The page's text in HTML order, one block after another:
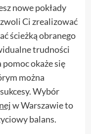
nowe pokłady
Ci zrealizować
ścieżką obranego
trudności
okaże się
można
Wybór
w Warszawie to
balans.